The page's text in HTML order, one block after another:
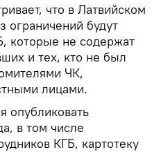
что в Латвийском
ограничений будут
которые не содержат
и тех, кто не был
ЧК,
лицами.
опубликовать
в том числе
КГБ, картотеку